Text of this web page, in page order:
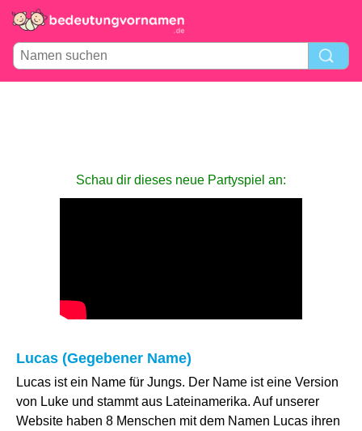
Schau dir dieses neue Partyspiel an:
Lucas (Gegebener Name)
Lucas ist ein Name für Jungs. Der Name ist eine Version
von Luke und stammt aus Lateinamerika. Auf unserer
Website haben 8 Menschen mit dem Namen Lucas ihren